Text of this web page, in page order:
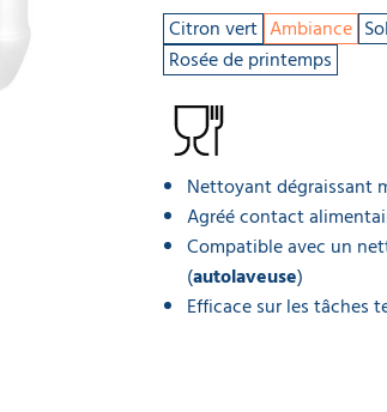
Citron vert Ambiance
Rosée de printemps
Nettoyant dégraissant
Agréé contact
Compatible avec un
(autolaveuse)
Efficace sur les tâches